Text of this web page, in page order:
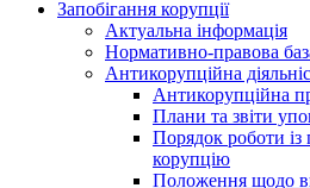
Запобігання корупції
Актуальна інформація
Нормативно-правова
Антикорупційна
Антикорупційна
Плани та звіти
Порядок роботи
корупцію
Положення щодо